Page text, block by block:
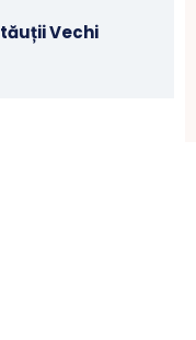
Vechi